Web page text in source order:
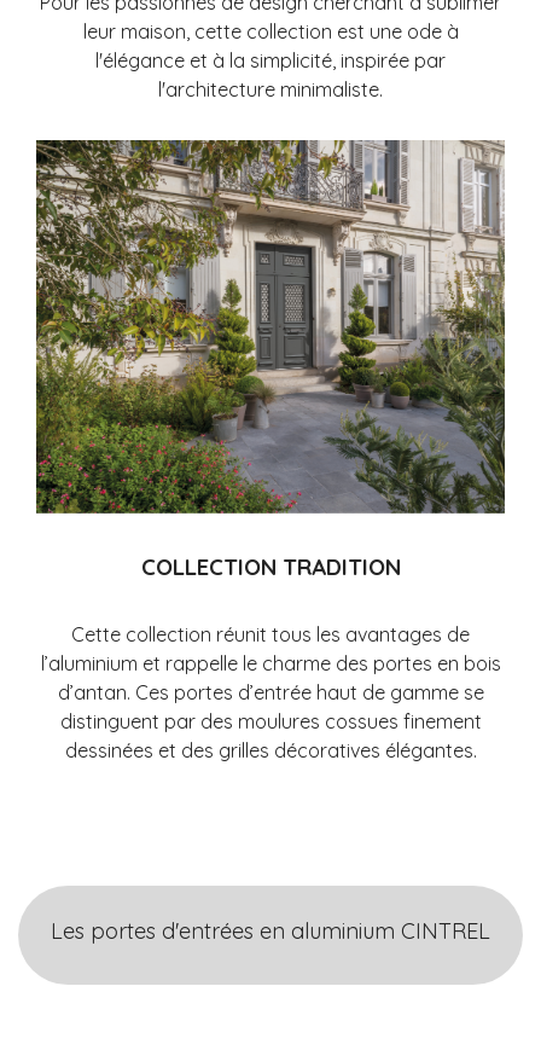
leur maison, cette collection est une ode à
l'élégance et à la simplicité, inspirée par
l'architecture minimaliste.
COLLECTION TRADITION
Cette collection réunit tous les avantages de
l’aluminium et rappelle le charme des portes en bois
d’antan. Ces portes d’entrée haut de gamme se
distinguent par des moulures cossues finement
dessinées et des grilles décoratives élégantes.
Les portes d'entrées en aluminium CINTREL